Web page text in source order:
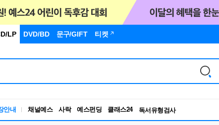
LP DVD/BD 문구/GIFT 티켓
안내 채널예스 사락 예스펀딩 클래스24
독서유형검사
RBTI Lab